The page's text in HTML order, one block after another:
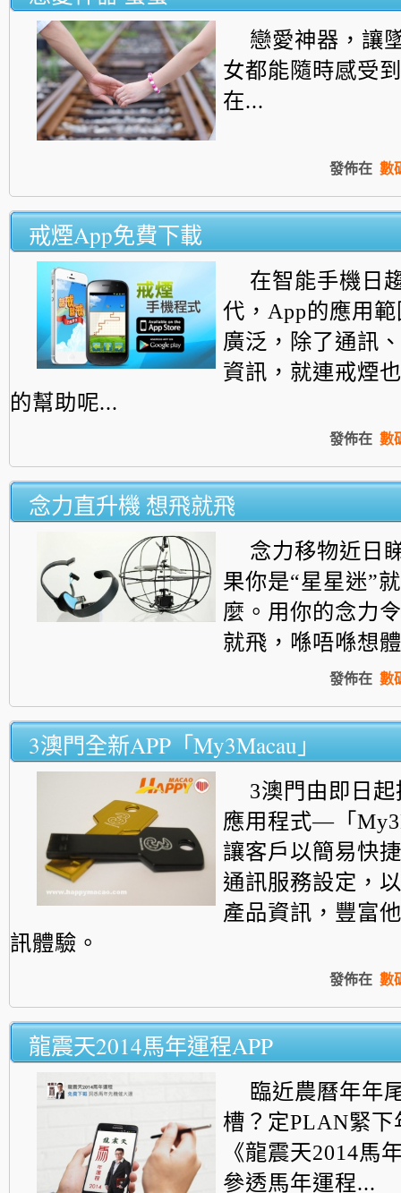
戀愛神器，讓
女都能隨時感受
在...
發佈在 數
戒煙App免費下載
在智能手機日
代，App的應用
廣泛，除了通訊
資訊，就連戒煙
的幫助呢...
發佈在 數
念力直升機 想飛就飛
念力移物近日
果你是“星星迷”
麼。用你的念力
就飛， 喺唔喺想
發佈在 數
3澳門全新APP「My3Macau」
3澳門由即日
應用程式—「
讓客戶以簡易快
通訊服務設定，
產品資訊，豐富
訊體驗。
發佈在 數
龍震天2014馬年運程APP
臨近農曆年年
槽？定PLAN緊
《龍震天2014馬
參透馬年運程...